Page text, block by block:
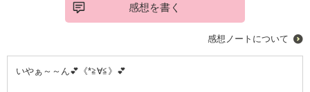
感想を書く
感想ノートについて
いやぁ～～ん💕《*≧∀≦》💕